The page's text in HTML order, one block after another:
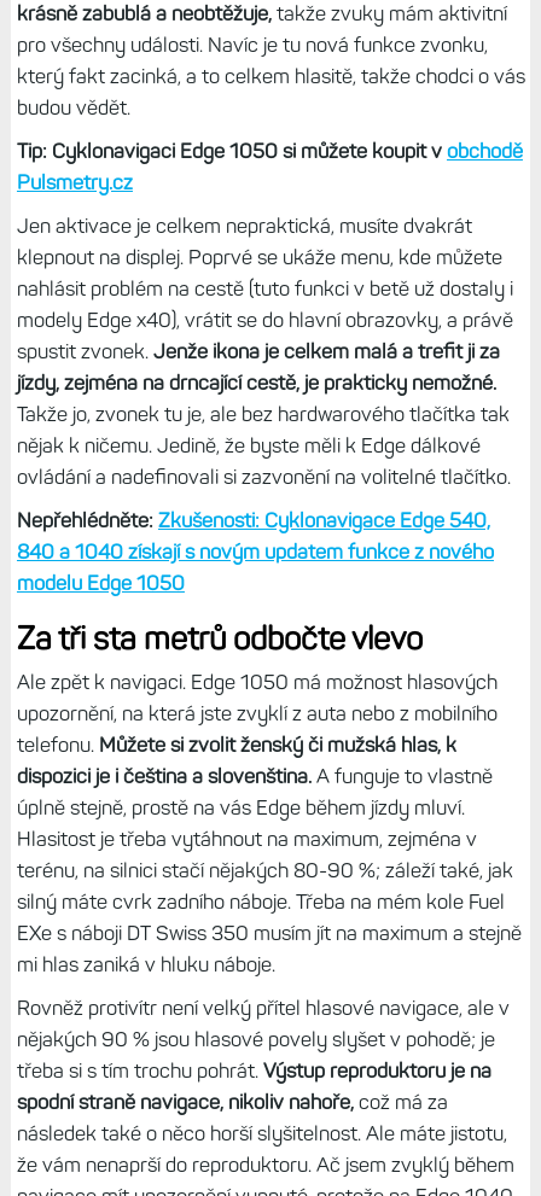
krásně zabublá a neobtěžuje,takže zvuky mám aktivitní
pro všechny události. Navíc je tu nová funkce zvonku,
který fakt zacinká, a to celkem hlasitě, takže chodci o vás
budou vědět.
Tip: Cyklonavigaci Edge 1050 si můžete koupit v obchodě
Pulsmetry.cz
Jen aktivace je celkem nepraktická, musíte dvakrát
klepnout na displej. Poprvé se ukáže menu, kde můžete
nahlásit problém na cestě (tuto funkci v betě už dostaly i
modely Edge x40), vrátit se do hlavní obrazovky, a právě
spustit zvonek. Jenže ikona je celkem malá a trefit ji za
jízdy, zejména na drncající cestě, je prakticky nemožné.
Takže jo, zvonek tu je, ale bez hardwarového tlačítka tak
nějak k ničemu. Jedině, že byste měli k Edge dálkové
ovládání a nadefinovali si zazvonění na volitelné tlačítko.
Nepřehlédněte: Zkušenosti: Cyklonavigace Edge 540,
840 a 1040 získají s novým updatem funkce z nového
modelu Edge 1050
Za tři sta metrů odbočte vlevo
Ale zpět k navigaci. Edge 1050 má možnost hlasových
upozornění, na která jste zvyklí z auta nebo z mobilního
telefonu. Můžete si zvolit ženský či mužská hlas, k
dispozici je i čeština a slovenština.A funguje to vlastně
úplně stejně, prostě na vás Edge během jízdy mluví.
Hlasitost je třeba vytáhnout na maximum, zejména v
terénu, na silnici stačí nějakých 80-90 %; záleží také, jak
silný máte cvrk zadního náboje. Třeba na mém kole Fuel
EXe s náboji DT Swiss 350 musím jít na maximum a stejně
mi hlas zaniká v hluku náboje.
Rovněž protivítr není velký přítel hlasové navigace, ale v
nějakých 90 % jsou hlasové povely slyšet v pohodě; je
třeba si s tím trochu pohrát. Výstup reproduktoru je na
spodní straně navigace, nikoliv nahoře,což má za
následek také o něco horší slyšitelnost. Ale máte jistotu,
že vám nenaprší do reproduktoru. Ač jsem zvyklý během